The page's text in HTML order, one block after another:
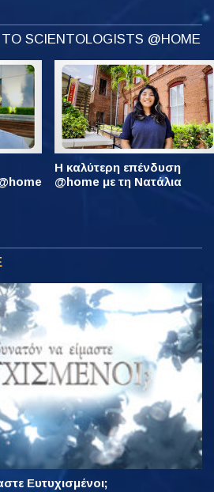
SCIENTOLOGISTS @HOME
Η καλύτερη επένδυση
@home με τη Νατάλια
Ευτυχισμένοι;